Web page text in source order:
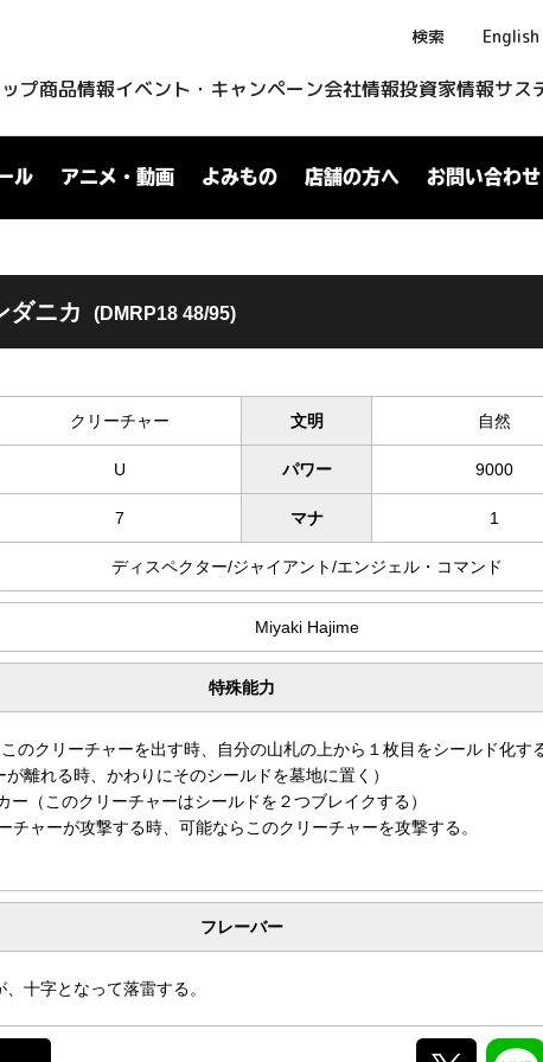
検索 English
プ商品情報イベント・キャンペーン会社情報投資家情報サス
ル アニメ・動画 よみもの 店舗の方へ お問い合わせ
ダニカ (DMRP18 48/95)
クリーチャー 文明 自然
U パワー 9000
7 マナ 1
ディスペクター/ジャイアント/エンジェル・コマンド
Miyaki Hajime
特殊能力
のクリーチャーを出す時、自分の山札の上から１枚目をシールド化す
離れる時、かわりにそのシールドを墓地に置く）
ー（このクリーチャーはシールドを２つブレイクする）
チャーが攻撃する時、可能ならこのクリーチャーを攻撃する。
フレーバー
十字となって落雷する。